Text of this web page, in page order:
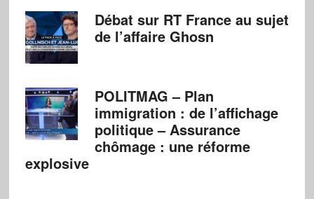
Débat sur RT France au sujet
de l’affaire Ghosn
POLITMAG – Plan
immigration : de l’affichage
politique – Assurance
chômage : une réforme
explosive